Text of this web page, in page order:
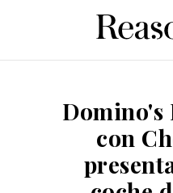
Domino's
con